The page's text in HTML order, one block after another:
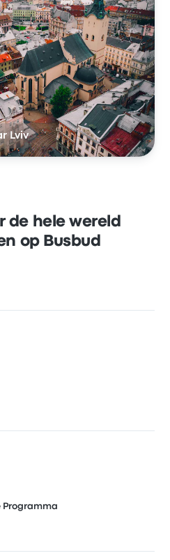
Lviv
de hele wereld
op Busbud
Programma